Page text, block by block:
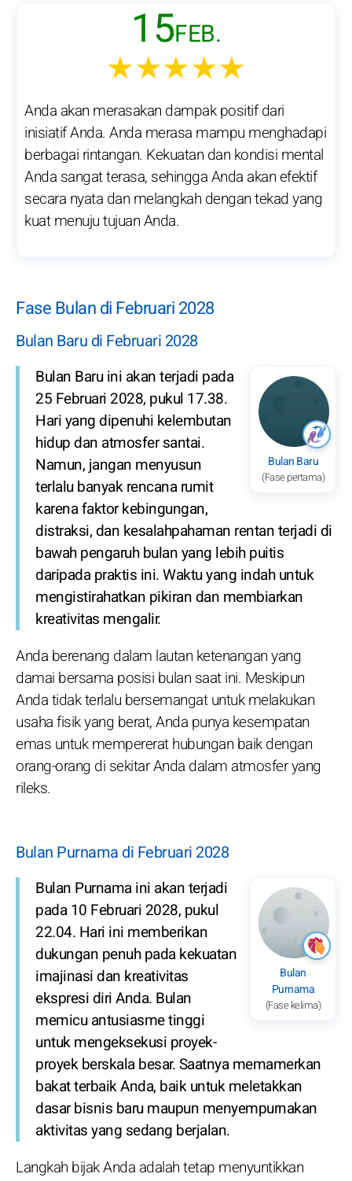
15FEB.
★★★★★
Anda akan merasakan dampak positif dari
inisiatif Anda. Anda merasa mampu menghadapi
berbagai rintangan. Kekuatan dan kondisi mental
Anda sangat terasa, sehingga Anda akan efektif
secara nyata dan melangkah dengan tekad yang
kuat menuju tujuan Anda.
Fase Bulan di Februari 2028
Bulan Baru di Februari 2028
Bulan Baru
(Fase pertama)
Bulan Baru ini akan terjadi pada
25 Februari 2028, pukul 17.38.
Hari yang dipenuhi kelembutan
hidup dan atmosfer santai.
Namun, jangan menyusun
terlalu banyak rencana rumit
karena faktor kebingungan,
distraksi, dan kesalahpahaman rentan terjadi di
bawah pengaruh bulan yang lebih puitis
daripada praktis ini. Waktu yang indah untuk
mengistirahatkan pikiran dan membiarkan
kreativitas mengalir.
Anda berenang dalam lautan ketenangan yang
damai bersama posisi bulan saat ini. Meskipun
Anda tidak terlalu bersemangat untuk melakukan
usaha fisik yang berat, Anda punya kesempatan
emas untuk mempererat hubungan baik dengan
orang-orang di sekitar Anda dalam atmosfer yang
rileks.
Bulan Purnama di Februari 2028
Bulan
Purnama
(Fase kelima)
Bulan Purnama ini akan terjadi
pada 10 Februari 2028, pukul
22.04. Hari ini memberikan
dukungan penuh pada kekuatan
imajinasi dan kreativitas
ekspresi diri Anda. Bulan
memicu antusiasme tinggi
untuk mengeksekusi proyek-
proyek berskala besar. Saatnya memamerkan
bakat terbaik Anda, baik untuk meletakkan
dasar bisnis baru maupun menyempurnakan
aktivitas yang sedang berjalan.
Langkah bijak Anda adalah tetap menyuntikkan